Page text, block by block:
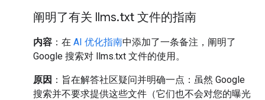
阐明了有关 llms.txt 文件的指南
内容 ：在 AI 优化指南中添加了一条备注，阐明了
Google 搜索对 llms.txt 文件的使用。
原因 ：旨在解答社区疑问并明确一点：虽然 Google
搜索并不要求提供这些文件（它们也不会对您的曝光